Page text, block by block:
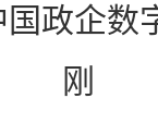
政企数
刚